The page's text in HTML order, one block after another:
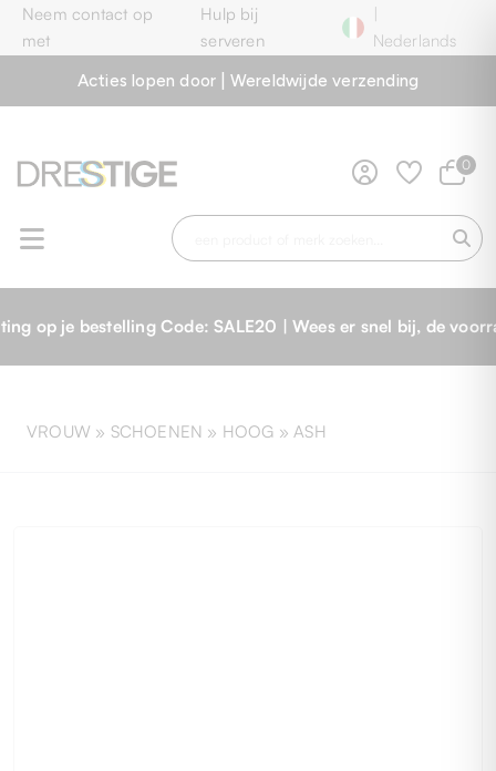
Neem contact op
met
Hulp bij
serveren
|
Nederlands
Acties lopen door | Wereldwijde verzending
0
Code: SALE20 | Wees er snel bij, de voorraad is
VROUW » SCHOENEN » HOOG »ASH